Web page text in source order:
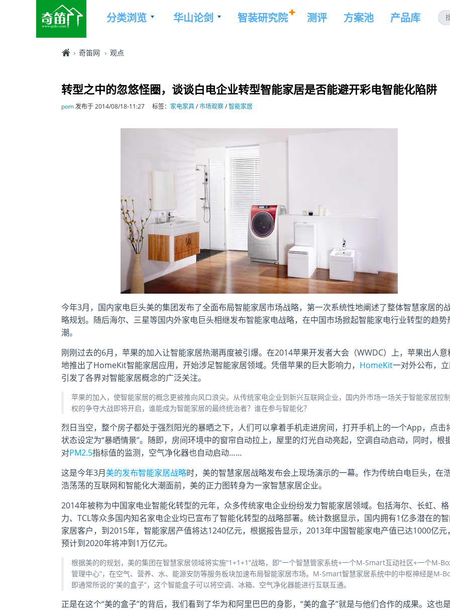
分类浏览 华山论剑 智装研究院 测评 方案池 产品库
奇笛网 观点
转型之中的忽悠怪圈，谈谈白电企业转型智能家居是否能避开彩电智能化陷阱
pom发布于 2014/08/18-11:27 标签： 家电家具/市场观察/智能家居
今年3月，国内家电巨头美的集团发布了全面布局智能家居市场战略，第一次系统性地阐述了整体智慧家居的
略规划。随后海尔、三星等国内外家电巨头相继发布智能家电战略，在中国市场掀起智能家电行业转型的趋势
潮。
刚刚过去的6月，苹果的加入让智能家居热潮再度被引爆。在2014苹果开发者大会（WWDC）上，苹果出人意
地推出了HomeKit智能家居应用，开始涉足智能家居领域。凭借苹果的巨大影响力， HomeKit一对外公布，
引发了各界对智能家居概念的广泛关注。
苹果的加入，使智能家居的概念更被推向风口浪尖。从传统家电企业到新兴互联网企业，国内外市场一场关于智能家居控制
权的争夺大战即将开启，谁能成为智能家居的最终统治者？谁在参与智能化？
烈日当空，整个房子都处于强烈阳光的暴晒之下，人们可以拿着手机走进房间，打开手机上的一个App，点击
状态设定为“暴晒情景”。随即，房间环境中的窗帘自动拉上，屋里的灯光自动亮起，空调自动启动，同时，根
对PM2.5指标值的监测，空气净化器也自动启动……
这是今年3月美的发布智能家居战略时，美的智慧家居战略发布会上现场演示的一幕。作为传统白电巨头，在
浩荡荡的互联网和智能化大潮面前，美的正力图转身为一家智慧家居企业。
2014年被称为中国家电业智能化转型的元年，众多传统家电企业纷纷发力智能家居领域。包括海尔、长虹、格
力、TCL等众多国内知名家电企业均已宣布了智能化转型的战略部署。统计数据显示，国内拥有1亿多潜在的
家居客户，到2015年，智能家居产值将达1240亿元，根据报告显示，2013年中国智能家电产值已达1000亿元，
预计到2020年将冲到1万亿元。
根据美的的规划，美的集团在智慧家居领域将实施“1+1+1”战略，即“一个智慧管家系统+一个M-Smart互动社区+一个M-
管理中心”，在空气、营养、水、能源安防等服务板块加速布局智能家居市场。M-Smart智慧家居系统中的中枢神经是M-
即通常所说的“美的盒子”，这个智能盒子可以将空调、冰箱、空气净化器能进行互联互通。
正是在这个“美的盒子”的背后，我们看到了华为和阿里巴巴的身影，“美的盒子”就是与他们合作的成果。这也是